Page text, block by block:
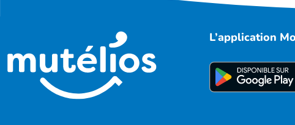
L’application